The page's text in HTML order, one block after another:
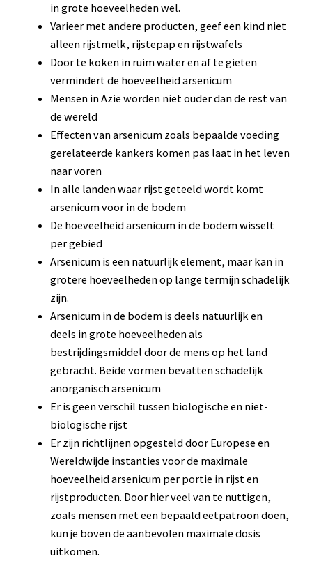
in grote hoeveelheden wel.
Varieer met andere producten, geef een kind niet
alleen rijstmelk, rijstepap en rijstwafels
Door te koken in ruim water en af te gieten
vermindert de hoeveelheid arsenicum
Mensen in Azië worden niet ouder dan de rest van
de wereld
Effecten van arsenicum zoals bepaalde voeding
gerelateerde kankers komen pas laat in het leven
naar voren
In alle landen waar rijst geteeld wordt komt
arsenicum voor in de bodem
De hoeveelheid arsenicum in de bodem wisselt
per gebied
Arsenicum is een natuurlijk element, maar kan in
grotere hoeveelheden op lange termijn schadelijk
zijn.
Arsenicum in de bodem is deels natuurlijk en
deels in grote hoeveelheden als
bestrijdingsmiddel door de mens op het land
gebracht. Beide vormen bevatten schadelijk
anorganisch arsenicum
Er is geen verschil tussen biologische en niet-
biologische rijst
Er zijn richtlijnen opgesteld door Europese en
Wereldwijde instanties voor de maximale
hoeveelheid arsenicum per portie in rijst en
rijstproducten. Door hier veel van te nuttigen,
zoals mensen met een bepaald eetpatroon doen,
kun je boven de aanbevolen maximale dosis
uitkomen.